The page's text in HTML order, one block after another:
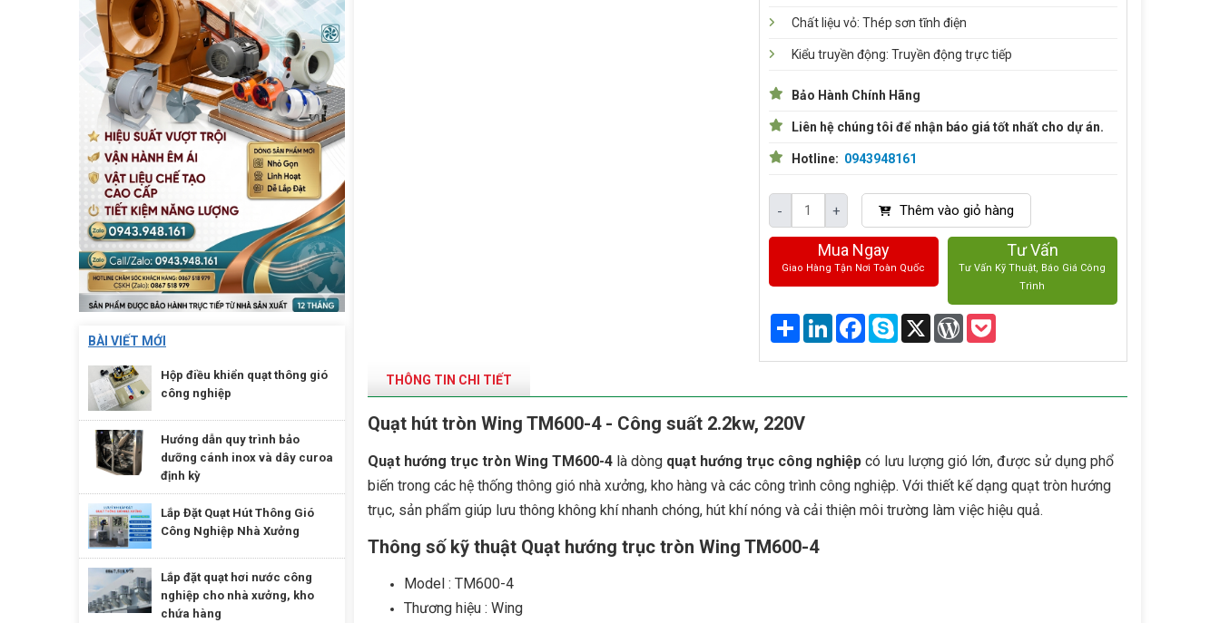
BÀI VIẾT MỚI
Hộp điều khiển quạt thông gió
công nghiệp
Hướng dẫn quy trình bảo
dưỡng cánh inox và dây curoa
định kỳ
Lắp Đặt Quạt Hút Thông Gió
Công Nghiệp Nhà Xưởng
Lắp đặt quạt hơi nước công
nghiệp cho nhà xưởng, kho
chứa hàng
Chất liệu vỏ: Thép sơn tĩnh điện
Kiểu truyền động: Truyền động trực tiếp
Bảo Hành Chính Hãng
Liên hệ chúng tôi để nhận báo giá tốt nhất cho dự án.
Hotline: 0943948161
- + Thêm vào giỏ hàng
Mua Ngay
Giao Hàng Tận Nơi Toàn Quốc
Tư Vấn
Tư Vấn Kỹ Thuật, Báo Giá Công
Trình
ShareLinkedInFacebook
SkypeX WordPress
Pocket
THÔNG TIN CHI TIẾT
Quạt hút tròn Wing TM600-4 - Công suất 2.2kw, 220V
Quạt hướng trục tròn Wing TM600-4là dòng quạt hướng trục công nghiệpcó lưu lượng gió lớn, được sử dụng phổ
biến trong các hệ thống thông gió nhà xưởng, kho hàng và các công trình công nghiệp. Với thiết kế dạng quạt tròn hướng
trục, sản phẩm giúp lưu thông không khí nhanh chóng, hút khí nóng và cải thiện môi trường làm việc hiệu quả.
Thông số kỹ thuật Quạt hướng trục tròn Wing TM600-4
Model : TM600-4
Thương hiệu : Wing